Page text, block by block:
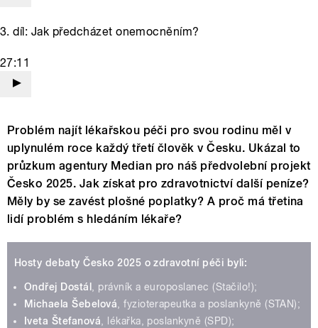
3. díl: Jak předcházet onemocněním?
27:11
Problém najít lékařskou péči pro svou rodinu měl v
uplynulém roce každý třetí člověk v Česku. Ukázal to
průzkum agentury Median pro náš předvolební projekt
Česko 2025. Jak získat pro zdravotnictví další peníze?
Měly by se zavést plošné poplatky? A proč má třetina
lidí problém s hledáním lékaře?
Hosty debaty Česko 2025 o zdravotní péči byli:
Ondřej Dostál , právník a europoslanec (Stačilo!);
Michaela Šebelová, fyzioterapeutka a poslankyně (STAN);
Iveta Štefanová, lékařka, poslankyně (SPD);